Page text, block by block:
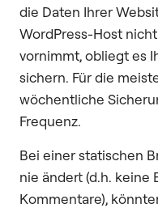
die Daten Ihrer
WordPress-Host
vornimmt, obliegt es
sichern. Für die
wöchentliche
Frequenz.
Bei einer statischen
nie ändert (d.h. keine
Kommentare),